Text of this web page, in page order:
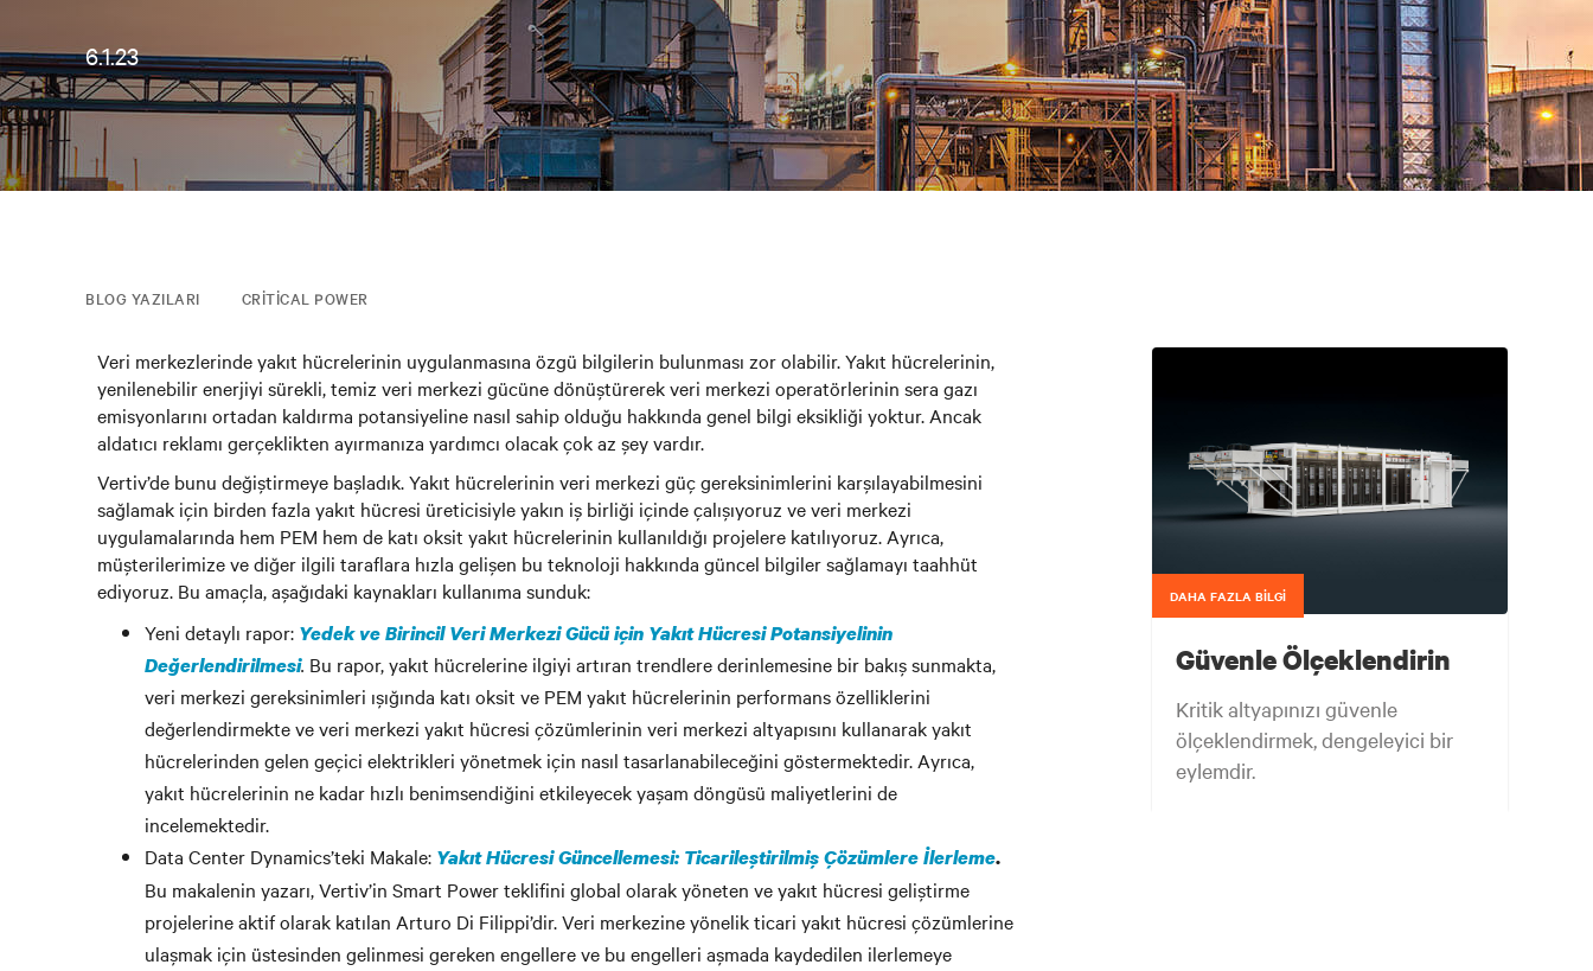
6.1.23
BLOG YAZILARI CRITICAL POWER
Veri merkezlerinde yakıt hücrelerinin uygulanmasına özgü bilgilerin bulunması zor olabilir. Yakıt hücrelerinin,
yenilenebilir enerjiyi sürekli, temiz veri merkezi gücüne dönüştürerek veri merkezi operatörlerinin sera gazı
emisyonlarını ortadan kaldırma potansiyeline nasıl sahip olduğu hakkında genel bilgi eksikliği yoktur. Ancak
aldatıcı reklamı gerçeklikten ayırmanıza yardımcı olacak çok az şey vardır.
Vertiv’de bunu değiştirmeye başladık. Yakıt hücrelerinin veri merkezi güç gereksinimlerini karşılayabilmesini
sağlamak için birden fazla yakıt hücresi üreticisiyle yakın iş birliği içinde çalışıyoruz ve veri merkezi
uygulamalarında hem PEM hem de katı oksit yakıt hücrelerinin kullanıldığı projelere katılıyoruz. Ayrıca,
müşterilerimize ve diğer ilgili taraflara hızla gelişen bu teknoloji hakkında güncel bilgiler sağlamayı taahhüt
ediyoruz. Bu amaçla, aşağıdaki kaynakları kullanıma sunduk:
Yeni detaylı rapor: Yedek ve Birincil Veri Merkezi Gücü için Yakıt Hücresi Potansiyelinin
Değerlendirilmesi. Bu rapor, yakıt hücrelerine ilgiyi artıran trendlere derinlemesine bir bakış sunmakta,
veri merkezi gereksinimleri ışığında katı oksit ve PEM yakıt hücrelerinin performans özelliklerini
değerlendirmekte ve veri merkezi yakıt hücresi çözümlerinin veri merkezi altyapısını kullanarak yakıt
hücrelerinden gelen geçici elektrikleri yönetmek için nasıl tasarlanabileceğini göstermektedir. Ayrıca,
yakıt hücrelerinin ne kadar hızlı benimsendiğini etkileyecek yaşam döngüsü maliyetlerini de
incelemektedir.
Data Center Dynamics’teki Makale: Yakıt Hücresi Güncellemesi: Ticarileştirilmiş Çözümlere İlerleme.
Bu makalenin yazarı, Vertiv’in Smart Power teklifini global olarak yöneten ve yakıt hücresi geliştirme
projelerine aktif olarak katılan Arturo Di Filippi’dir. Veri merkezine yönelik ticari yakıt hücresi çözümlerine
ulaşmak için üstesinden gelinmesi gereken engellere ve bu engelleri aşmada kaydedilen ilerlemeye
DAHA FAZLA BILGI
Güvenle Ölçeklendirin
Kritik altyapınızı güvenle
ölçeklendirmek, dengeleyici bir
eylemdir.